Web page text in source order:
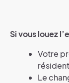
Si vous louez
Votre
Le